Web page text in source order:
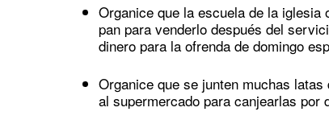
Organice que la escuela de la
pan para venderlo después del
dinero para la ofrenda de domingo
Organice que se junten muchas
al supermercado para canjearlas por